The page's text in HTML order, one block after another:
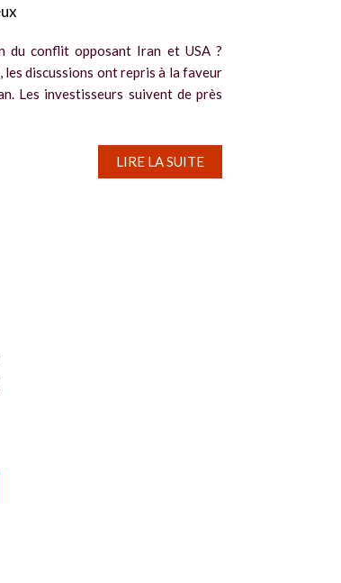
du conflit opposant Iran et USA ?
les discussions ont repris à la faveur
Les investisseurs suivent de près
LIRE LA SUITE